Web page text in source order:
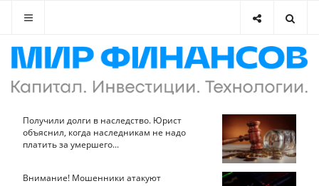
Получили долги в наследство. Юрист
объяснил, когда наследникам не надо
платить за умершего...
Внимание! Мошенники атакуют